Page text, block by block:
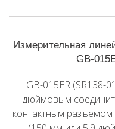
Измерительная
GB-
GB-015ER (SR138-
дюймовым
контактным